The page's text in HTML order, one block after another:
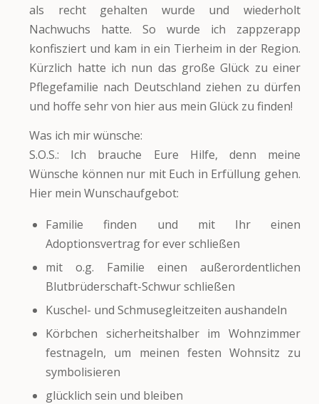
als recht gehalten wurde und wiederholt
Nachwuchs hatte. So wurde ich zappzerapp
konfisziert und kam in ein Tierheim in der Region.
Kürzlich hatte ich nun das große Glück zu einer
Pflegefamilie nach Deutschland ziehen zu dürfen
und hoffe sehr von hier aus mein Glück zu finden!
Was ich mir wünsche:
S.O.S.: Ich brauche Eure Hilfe, denn meine
Wünsche können nur mit Euch in Erfüllung gehen.
Hier mein Wunschaufgebot:
Familie finden und mit Ihr einen
Adoptionsvertrag for ever schließen
mit o.g. Familie einen außerordentlichen
Blutbrüderschaft-Schwur schließen
Kuschel- und Schmusegleitzeiten aushandeln
Körbchen sicherheitshalber im Wohnzimmer
festnageln, um meinen festen Wohnsitz zu
symbolisieren
glücklich sein und bleiben